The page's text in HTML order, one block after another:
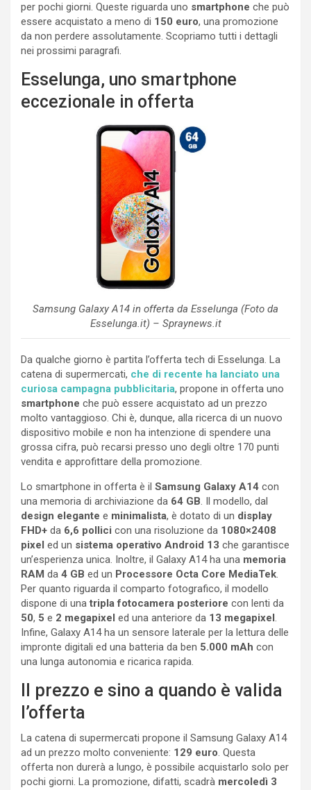
per pochi giorni. Queste riguarda uno smartphone che può
essere acquistato a meno di 150 euro, una promozione
da non perdere assolutamente. Scopriamo tutti i dettagli
nei prossimi paragrafi.
Esselunga, uno smartphone
eccezionale in offerta
Samsung Galaxy A14 in offerta da Esselunga (Foto da
Esselunga.it) – Spraynews.it
Da qualche giorno è partita l’offerta tech di Esselunga. La
catena di supermercati, che di recente ha lanciato una
curiosa campagna pubblicitaria, propone in offerta uno
smartphone che può essere acquistato ad un prezzo
molto vantaggioso. Chi è, dunque, alla ricerca di un nuovo
dispositivo mobile e non ha intenzione di spendere una
grossa cifra, può recarsi presso uno degli oltre 170 punti
vendita e approfittare della promozione.
Lo smartphone in offerta è il Samsung Galaxy A14 con
una memoria di archiviazione da 64 GB. Il modello, dal
design elegante e minimalista, è dotato di un display
FHD+ da 6,6 pollici con una risoluzione da 1080×2408
pixel ed un sistema operativo Android 13 che garantisce
un’esperienza unica. Inoltre, il Galaxy A14 ha una memoria
RAM da 4 GB ed un Processore Octa Core MediaTek.
Per quanto riguarda il comparto fotografico, il modello
dispone di unatripla fotocamera posteriore con lenti da
50, 5 e 2 megapixel ed una anteriore da 13 megapixel.
Infine, Galaxy A14 ha un sensore laterale per la lettura delle
impronte digitali ed una batteria da ben 5.000 mAh con
una lunga autonomia e ricarica rapida.
Il prezzo e sino a quando è valida
l’offerta
La catena di supermercati propone il Samsung Galaxy A14
ad un prezzo molto conveniente: 129 euro. Questa
offerta non durerà a lungo, è possibile acquistarlo solo per
pochi giorni. La promozione, difatti, scadrà mercoledì 3